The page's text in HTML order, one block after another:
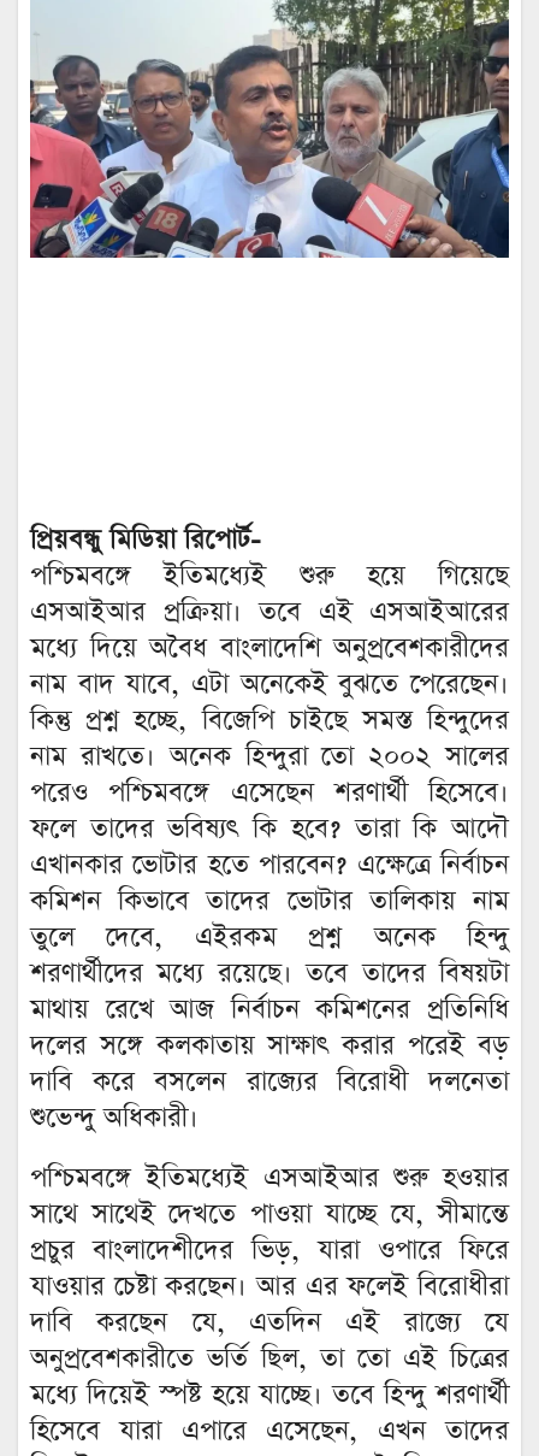
প্রিয়বন্ধু মিডিয়া রিপোর্ট-
পশ্চিমবঙ্গে ইতিমধ্যেই শুরু হয়ে গিয়েছে
এসআইআর প্রক্রিয়া। তবে এই এসআইআরের
মধ্যে দিয়ে অবৈধ বাংলাদেশি অনুপ্রবেশকারীদের
নাম বাদ যাবে, এটা অনেকেই বুঝতে পেরেছেন।
কিন্তু প্রশ্ন হচ্ছে, বিজেপি চাইছে সমস্ত হিন্দুদের
নাম রাখতে। অনেক হিন্দুরা তো ২০০২ সালের
পরেও পশ্চিমবঙ্গে এসেছেন শরণার্থী হিসেবে।
ফলে তাদের ভবিষ্যৎ কি হবে? তারা কি আদৌ
এখানকার ভোটার হতে পারবেন? এক্ষেত্রে নির্বাচন
কমিশন কিভাবে তাদের ভোটার তালিকায় নাম
তুলে দেবে, এইরকম প্রশ্ন অনেক হিন্দু
শরণার্থীদের মধ্যে রয়েছে। তবে তাদের বিষয়টা
মাথায় রেখে আজ নির্বাচন কমিশনের প্রতিনিধি
দলের সঙ্গে কলকাতায় সাক্ষাৎ করার পরেই বড়
দাবি করে বসলেন রাজ্যের বিরোধী দলনেতা
শুভেন্দু অধিকারী।
পশ্চিমবঙ্গে ইতিমধ্যেই এসআইআর শুরু হওয়ার
সাথে সাথেই দেখতে পাওয়া যাচ্ছে যে, সীমান্তে
প্রচুর বাংলাদেশীদের ভিড়, যারা ওপারে ফিরে
যাওয়ার চেষ্টা করছেন। আর এর ফলেই বিরোধীরা
দাবি করছেন যে, এতদিন এই রাজ্যে যে
অনুপ্রবেশকারীতে ভর্তি ছিল, তা তো এই চিত্রের
মধ্যে দিয়েই স্পষ্ট হয়ে যাচ্ছে। তবে হিন্দু শরণার্থী
হিসেবে যারা এপারে এসেছেন, এখন তাদের